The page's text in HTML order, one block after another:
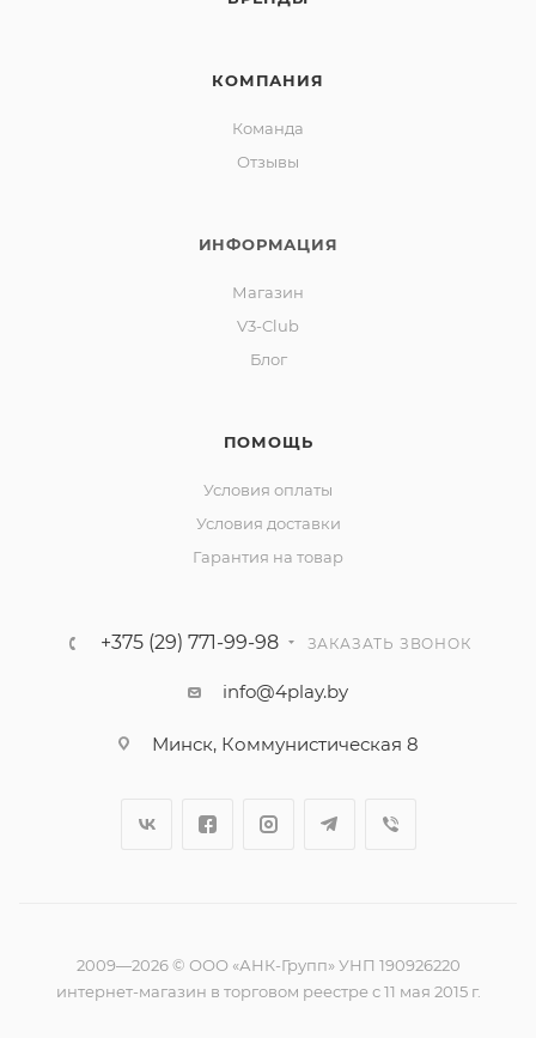
КОМПАНИЯ
Команда
Отзывы
ИНФОРМАЦИЯ
Магазин
V3-Club
Блог
ПОМОЩЬ
Условия оплаты
Условия доставки
Гарантия на товар
+375 (29) 771-99-98 ЗАКАЗАТЬ ЗВОНОК
info@4play.by
Минск, Коммунистическая 8
2009—2026 © ООО «АНК-Групп» УНП 190926220
интернет-магазин в торговом реестре с 11 мая 2015 г.